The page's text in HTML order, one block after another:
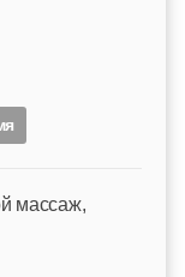
массаж,